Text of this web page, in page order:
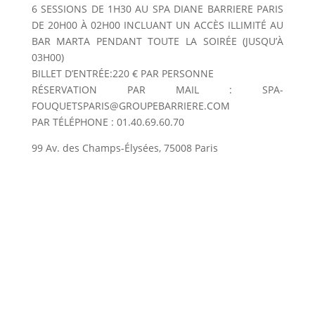
6 SESSIONS DE 1H30 AU SPA DIANE BARRIERE PARIS
DE 20H00 À 02H00 INCLUANT UN ACCÈS ILLIMITÉ AU
BAR MARTA PENDANT TOUTE LA SOIRÉE (JUSQU’À
03H00)
BILLET D’ENTRÉE:220 € PAR PERSONNE
RÉSERVATION PAR MAIL : SPA-
FOUQUETSPARIS@GROUPEBARRIERE.COM
PAR TÉLÉPHONE : 01.40.69.60.70
99 Av. des Champs-Élysées, 75008 Paris